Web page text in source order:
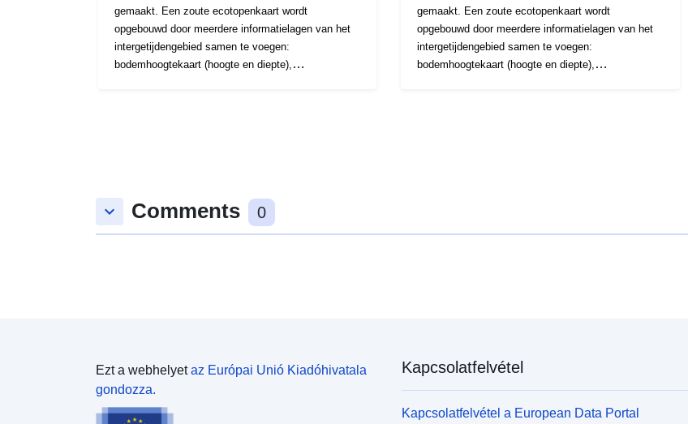
gemaakt. Een zoute ecotopenkaart wordt
opgebouwd door meerdere informatielagen van het
intergetijdengebied samen te voegen:
bodemhoogtekaart (hoogte en diepte),
gemaakt. Een zoute ecotopenkaart wordt
opgebouwd door meerdere informatielagen van het
intergetijdengebied samen te voegen:
bodemhoogtekaart (hoogte en diepte),
keyboard_arrow_down Comments 0
Ezt a webhelyetaz Európai Unió Kiadóhivatala
gondozza.
Kapcsolatfelvétel
Kapcsolatfelvétel a European Data Portal